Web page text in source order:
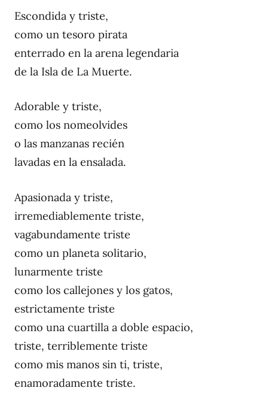
Escondida y triste,
como un tesoro pirata
enterrado en la arena legendaria
de la Isla de La Muerte.
Adorable y triste,
como los nomeolvides
o las manzanas recién
lavadas en la ensalada.
Apasionada y triste,
irremediablemente triste,
vagabundamente triste
como un planeta solitario,
lunarmente triste
como los callejones y los gatos,
estrictamente triste
como una cuartilla a doble espacio,
triste, terriblemente triste
como mis manos sin ti, triste,
enamoradamente triste.